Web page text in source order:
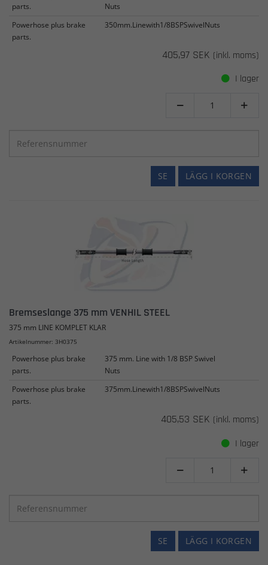
parts.
Nuts
Powerhose plus brake
parts.
350mm.Linewith1/8BSPSwivelNuts
405,97 SEK (inkl. moms)
I lager
 
LÄGG I KORGEN
SE
Bremseslange 375 mm VENHIL STEEL
375 mm LINE KOMPLET KLAR
Artikelnummer: 3H0375
Powerhose plus brake
parts.
375 mm. Line with 1/8 BSP Swivel
Nuts
Powerhose plus brake
parts.
375mm.Linewith1/8BSPSwivelNuts
405,53 SEK (inkl. moms)
I lager
 
LÄGG I KORGEN
SE